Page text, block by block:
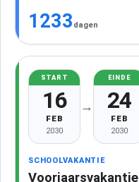
1233 dagen
START
16
FEB
2030
→
EINDE
24
FEB
2030
SCHOOLVAKANTIE
Voorjaarsvakantie